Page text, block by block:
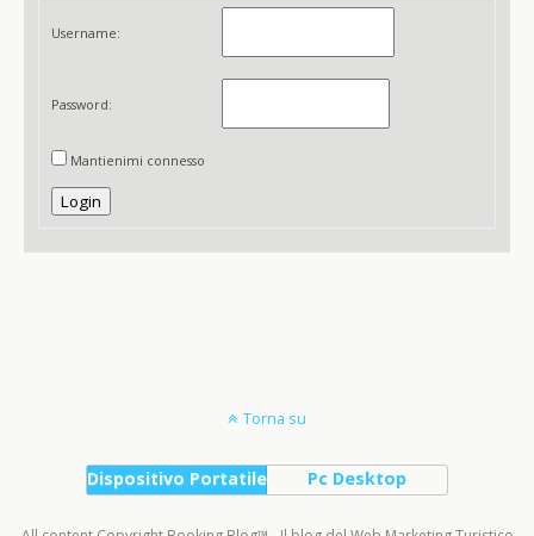
Username:
Password:
Mantienimi connesso
Login
Torna su
Dispositivo Portatile Pc Desktop